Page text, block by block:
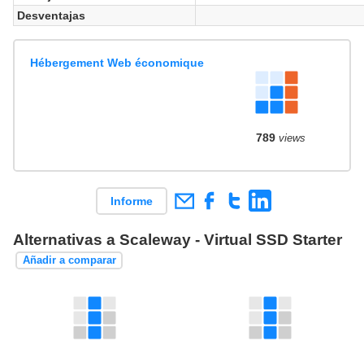
Desventajas
Hébergement Web économique
789views
Informe
Alternativas a Scaleway - Virtual SSD Starter
Añadir a comparar